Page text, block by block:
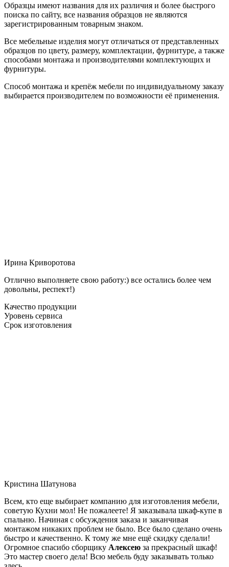
Образцы имеют названия для их различия и более быстрого
поиска по сайту, все названия образцов не являются
зарегистрированным товарным знаком.
Все мебельные изделия могут отличаться от представленных
образцов по цвету, размеру, комплектации, фурнитуре, а также
способами монтажа и производителями комплектующих и
фурнитуры.
Способ монтажа и крепёж мебели по индивидуальному заказу
выбирается производителем по возможности её применения.
Ирина Криворотова
Отлично выполняете свою работу:) все остались более чем
довольны, респект!)
Качество продукции
Уровень сервиса
Срок изготовления
Кристина Шатунова
Всем, кто еще выбирает компанию для изготовления мебели,
советую Кухни мол! Не пожалеете! Я заказывала шкаф-купе в
спальню. Начиная с обсуждения заказа и заканчивая
монтажом никаких проблем не было. Все было сделано очень
быстро и качественно. К тому же мне ещё скидку сделали!
Огромное спасибо сборщику Алексею за прекрасный шкаф!
Это мастер своего дела! Всю мебель буду заказывать только